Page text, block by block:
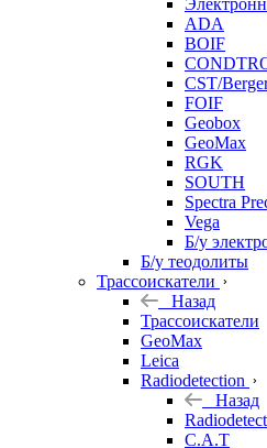
ADA
BOIF
CST/
FOIF
Geobox
GeoMax
RGK
SOUTH
Spectra
Vega
Б/у
Б/у теодолиты
Трассоискатели
Назад
Трассоискатели
GeoMax
Leica
Radiodetection
Назад
C.A.T